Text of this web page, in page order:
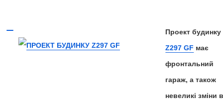
Проект будинку
Z297 GF має
фронтальний
гараж, а також
невеликі зміни